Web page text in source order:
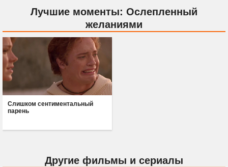
Лучшие моменты: Ослепленный
желаниями
Слишком сентиментальный
парень
Другие фильмы и сериалы